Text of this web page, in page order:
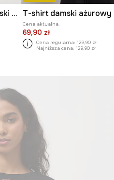
T-shirt bawełniany damski z elastanem z aplikacją
T-shirt damski ażurowy
Cena aktualna:
69,90 zł
Cena regularna: 129,90 zł
Najniższa cena: 129,90 zł